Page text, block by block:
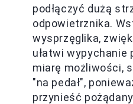
podłączyć dużą
odpowietrznika.
wysprzęglika,
ułatwi wypychanie
miarę możliwości,
"na pedał",
przynieść